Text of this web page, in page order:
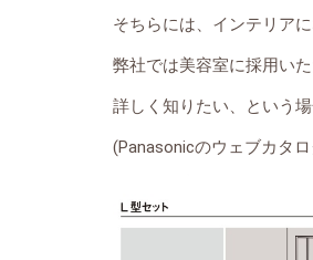
そちらには、インテリア
弊社では美容室に採用い
詳しく知りたい、という
(Panasonicのウェブカタ